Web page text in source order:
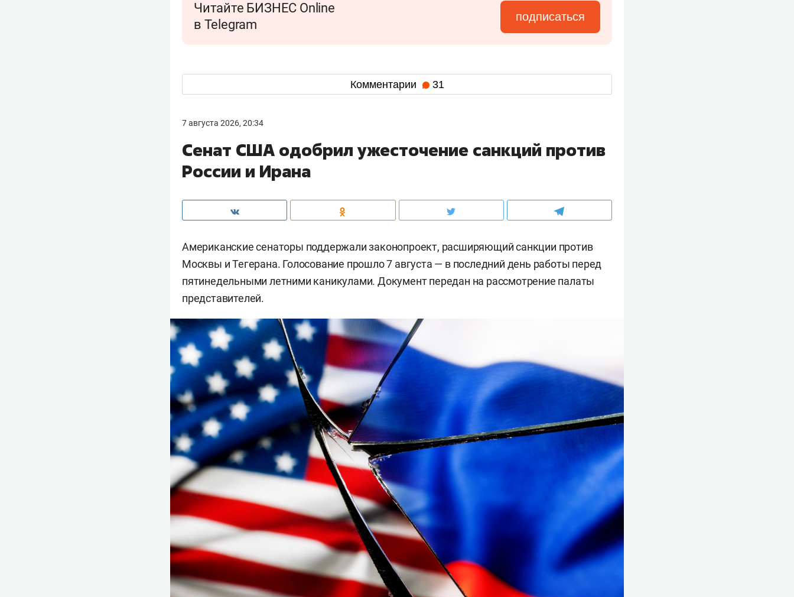
Читайте БИЗНЕС Online
в Telegram
подписаться
Комментарии 31
7 августа 2026, 20:34
Сенат США одобрил ужесточение санкций против
России и Ирана
Американские сенаторы поддержали законопроект, расширяющий санкции против
Москвы и Тегерана. Голосование прошло 7 августа — в последний день работы перед
пятинедельными летними каникулами. Документ передан на рассмотрение палаты
представителей.